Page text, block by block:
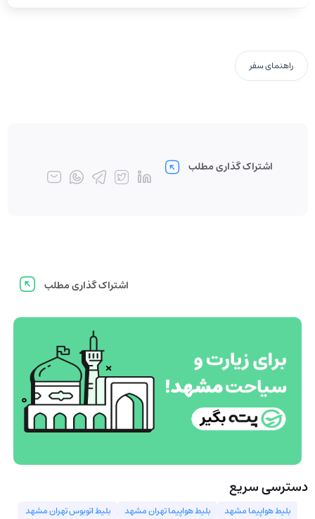
راهنمای سفر
اشتراک گذاری مطلب
اشتراک گذاری مطلب
دسترسی سریع
بلیط هواپیما مشهد بلیط هواپیما تهران مشهد
بلیط اتوبوس تهران مشهد